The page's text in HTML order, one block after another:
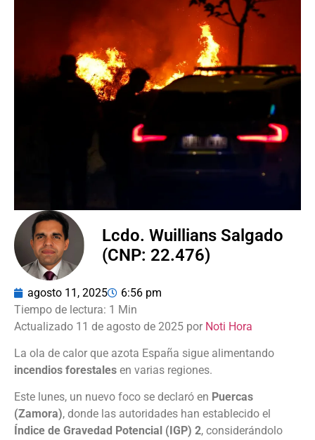
Lcdo. Wuillians Salgado
(CNP: 22.476)
agosto 11, 2025 6:56 pm
Actualizado 11 de agosto de 2025 por Noti Hora
La ola de calor que azota España sigue alimentando
incendios forestales en varias regiones.
Este lunes, un nuevo foco se declaró en Puercas
(Zamora), donde las autoridades han establecido el
Índice de Gravedad Potencial (IGP) 2, considerándolo